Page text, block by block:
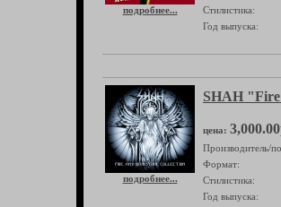
подробнее...
Стилистика:
Год выпуска:
подробнее...
SHAH
цена:
Производитель/
Формат:
Стилистика:
Год выпуска: